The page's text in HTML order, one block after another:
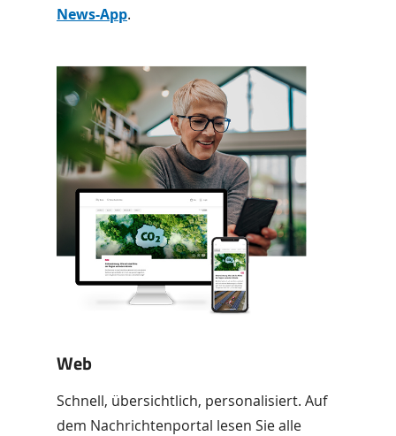
News-App.
Web
Schnell, übersichtlich, personalisiert. Auf
dem Nachrichtenportal lesen Sie alle